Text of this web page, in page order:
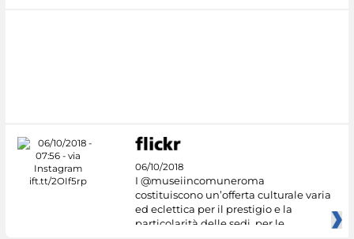
06/10/2018
I @museiincomuneroma
costituiscono un’offerta culturale varia
ed eclettica per il prestigio e la
particolarità delle sedi, per le